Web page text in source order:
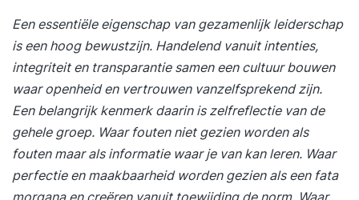
Een essentiële eigenschap van gezamenlijk leiderschap
is een hoog bewustzijn. Handelend vanuit intenties,
integriteit en transparantie samen een cultuur bouwen
waar openheid en vertrouwen vanzelfsprekend zijn.
Een belangrijk kenmerk daarin is zelfreflectie van de
gehele groep. Waar fouten niet gezien worden als
fouten maar als informatie waar je van kan leren. Waar
perfectie en maakbaarheid worden gezien als een fata